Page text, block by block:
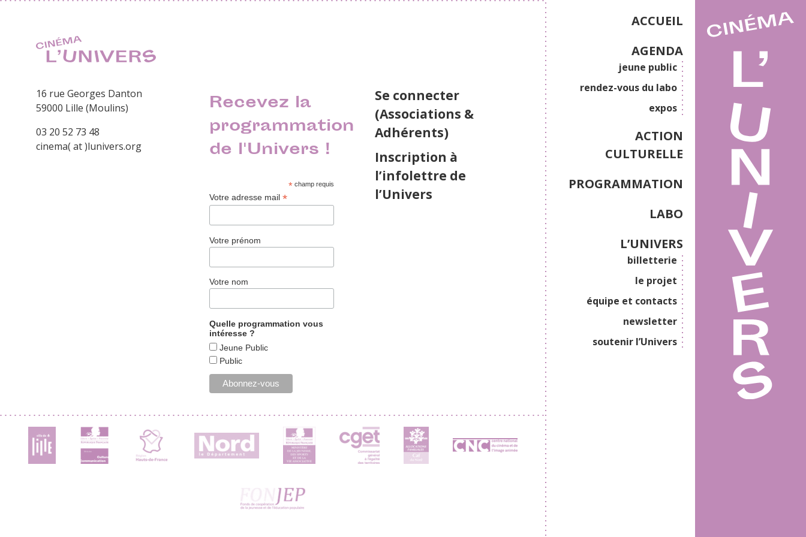
ACCUEIL
AGENDA
jeune public
rendez-vous du labo
expos
ACTION
CULTURELLE
PROGRAMMATION
LABO
L’UNIVERS
billetterie
le projet
équipe et contacts
newsletter
soutenir l’Univers
16 rue Georges Danton
59000 Lille (Moulins)
03 20 52 73 48
cinema( at )lunivers.org
Recevez la
programmation
de l'Univers !
*champ requis
Votre adresse mail*
Votre prénom
Votre nom
Quelle programmation vous
intéresse ?
Jeune Public
Public
Se connecter
(Associations &
Adhérents)
Inscription à
l’infolettre de
l’Univers